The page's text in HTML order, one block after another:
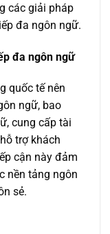
các giải pháp
đa ngôn ngữ.
đa ngôn ngữ
quốc tế nên
ngữ, bao
cung cấp tài
trợ khách
cận này đảm
nền tảng ngôn
sẻ.